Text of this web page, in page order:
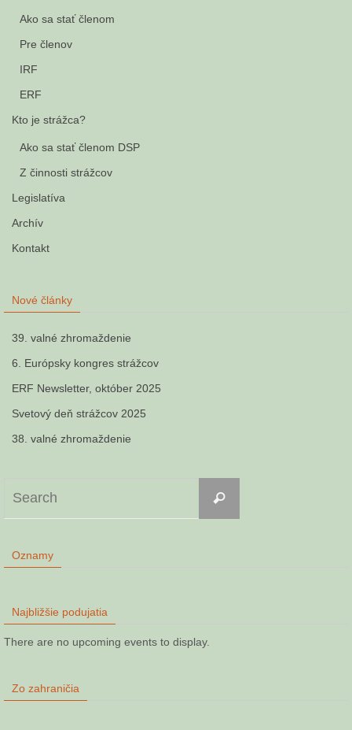
Ako sa stať členom
Pre členov
IRF
ERF
Kto je strážca?
Ako sa stať členom DSP
Z činnosti strážcov
Legislatíva
Archív
Kontakt
Nové články
39. valné zhromaždenie
6. Európsky kongres strážcov
ERF Newsletter, október 2025
Svetový deň strážcov 2025
38. valné zhromaždenie
Search
Oznamy
Najbližšie podujatia
There are no upcoming events to display.
Zo zahraničia